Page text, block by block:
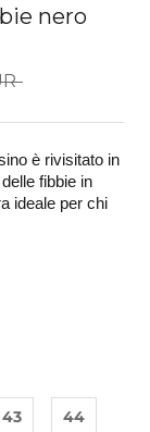
nero
è rivisitato in
fibbie in
ideale per chi
43 44